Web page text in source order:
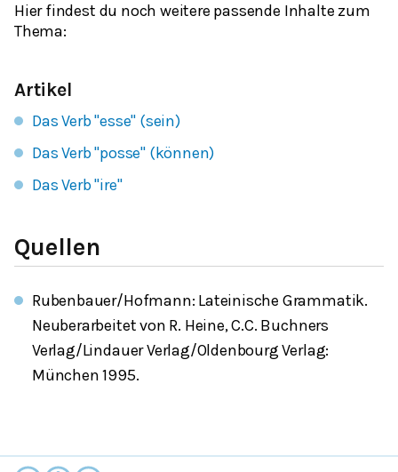
Hier findest du noch weitere passende Inhalte zum
Thema:
Artikel
Das Verb "esse" (sein)
Das Verb "posse" (können)
Das Verb "ire"
Quellen
Rubenbauer/Hofmann: Lateinische Grammatik.
Neuberarbeitet von R. Heine, C.C. Buchners
Verlag/Lindauer Verlag/Oldenbourg Verlag:
München 1995.